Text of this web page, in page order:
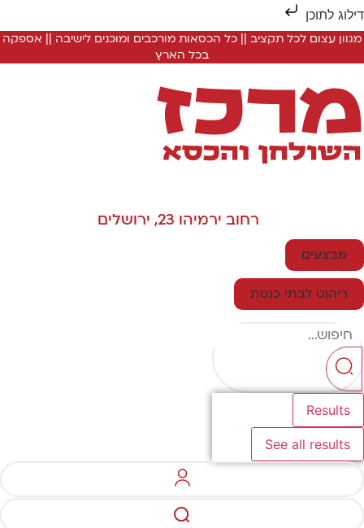
לתוכן
מגוון עצום לכל תקציב || כל הכסאות מורכבים ומוכנים לישיבה || אספקה
בכל הארץ
רחוב ירמיהו 23, ירושלים
מבצעים
ריהוט לבתי כנסת
Results
See all results